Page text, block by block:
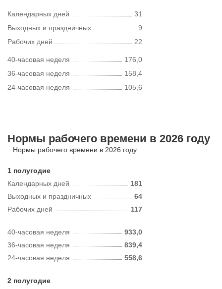
Календарных дней
31
Выходных и праздничных
9
Рабочих дней
22
40-часовая неделя
176,0
36-часовая неделя
158,4
24-часовая неделя
105,6
Нормы рабочего времени в 2026 году
Нормы рабочего времени в 2026 году
1 полугодие
Календарных дней
181
Рабочих дней 117
Выходных и праздничных 64
40-часовая неделя
933,0
36-часовая неделя
839,4
24-часовая неделя
558,6
2 полугодие